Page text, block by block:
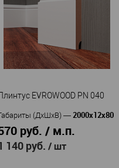
EVROWOOD PN 021
Страна—
Высота, мм—70
Ширина, мм —16
EVROWOOD PN 040
(ДхШхВ) — 2000x12x80
руб. / м.п.
140 руб. / шт